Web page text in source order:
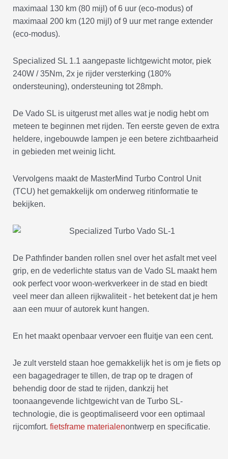
maximaal 130 km (80 mijl) of 6 uur (eco-modus) of
maximaal 200 km (120 mijl) of 9 uur met range extender
(eco-modus).
Specialized SL 1.1 aangepaste lichtgewicht motor, piek
240W / 35Nm, 2x je rijder versterking (180%
ondersteuning), ondersteuning tot 28mph.
De Vado SL is uitgerust met alles wat je nodig hebt om
meteen te beginnen met rijden. Ten eerste geven de extra
heldere, ingebouwde lampen je een betere zichtbaarheid
in gebieden met weinig licht.
Vervolgens maakt de MasterMind Turbo Control Unit
(TCU) het gemakkelijk om onderweg ritinformatie te
bekijken.
De Pathfinder banden rollen snel over het asfalt met veel
grip, en de vederlichte status van de Vado SL maakt hem
ook perfect voor woon-werkverkeer in de stad en biedt
veel meer dan alleen rijkwaliteit - het betekent dat je hem
aan een muur of autorek kunt hangen.
En het maakt openbaar vervoer een fluitje van een cent.
Je zult versteld staan hoe gemakkelijk het is om je fiets op
een bagagedrager te tillen, de trap op te dragen of
behendig door de stad te rijden, dankzij het
toonaangevende lichtgewicht van de Turbo SL-
technologie, die is geoptimaliseerd voor een optimaal
rijcomfort. fietsframe materialenontwerp en specificatie.